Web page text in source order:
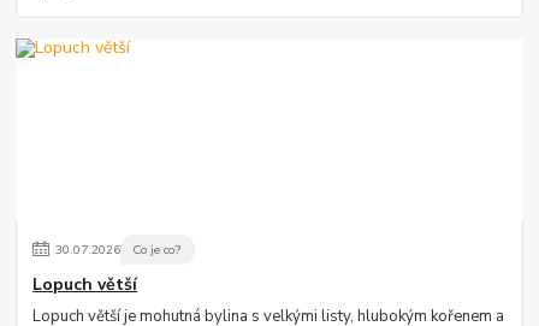
30.07.2026 Co je co?
Lopuch větší
Lopuch větší je mohutná bylina s velkými listy, hlubokým kořenem a